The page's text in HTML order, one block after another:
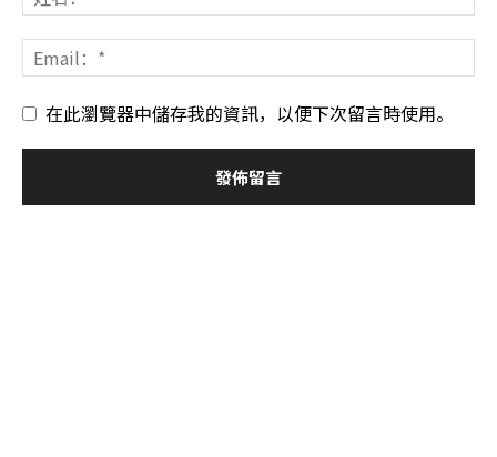
在此瀏覽器中儲存我的資訊，以便下次留言時使用。